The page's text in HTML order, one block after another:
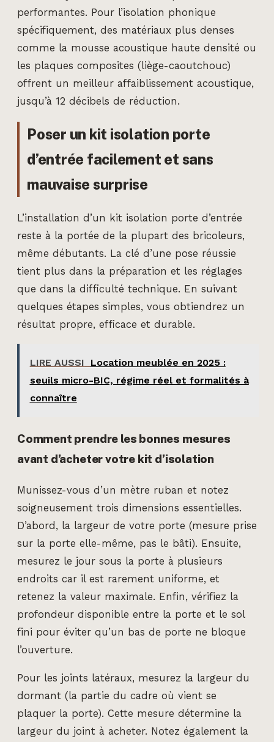
performantes. Pour l’isolation phonique
spécifiquement, des matériaux plus denses
comme la mousse acoustique haute densité ou
les plaques composites (liège-caoutchouc)
offrent un meilleur affaiblissement acoustique,
jusqu’à 12 décibels de réduction.
Poser un kit isolation porte
d’entrée facilement et sans
mauvaise surprise
L’installation d’un kit isolation porte d’entrée
reste à la portée de la plupart des bricoleurs,
même débutants. La clé d’une pose réussie
tient plus dans la préparation et les réglages
que dans la difficulté technique. En suivant
quelques étapes simples, vous obtiendrez un
résultat propre, efficace et durable.
LIRE AUSSI
Location meublée en 2025 :
seuils micro-BIC, régime réel et formalités à
connaître
Comment prendre les bonnes mesures
avant d’acheter votre kit d’isolation
Munissez-vous d’un mètre ruban et notez
soigneusement trois dimensions essentielles.
D’abord, la largeur de votre porte (mesure prise
sur la porte elle-même, pas le bâti). Ensuite,
mesurez le jour sous la porte à plusieurs
endroits car il est rarement uniforme, et
retenez la valeur maximale. Enfin, vérifiez la
profondeur disponible entre la porte et le sol
fini pour éviter qu’un bas de porte ne bloque
l’ouverture.
Pour les joints latéraux, mesurez la largeur du
dormant (la partie du cadre où vient se
plaquer la porte). Cette mesure détermine la
largeur du joint à acheter. Notez également la